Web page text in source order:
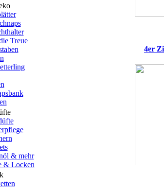
Treue
& mehr
& Locken